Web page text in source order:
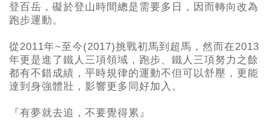
登百岳，礙於登山時間總是需要多日，因而轉向改為
跑步運動。
從2011年~至今(2017)挑戰初馬到超馬，然而在2013
年更是進了鐵人三項領域，跑步、鐵人三項努力之餘
都有不錯成績，平時規律的運動不但可以舒壓，更能
達到身強體壯，影響更多同好加入。
『有夢就去追，不要覺得累』